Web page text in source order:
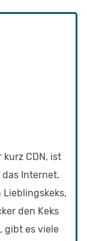
CDN, ist
Internet.
Lieblingskeks,
den Keks
gibt es viele